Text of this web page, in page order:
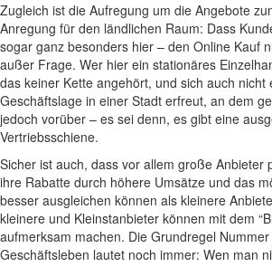
Zugleich ist die Aufregung um die Angebote
Anregung für den ländlichen Raum: Dass
sogar ganz besonders hier – den Online Kauf
außer Frage. Wer hier ein stationäres
das keiner Kette angehört, und sich auch nicht
Geschäftslage in einer Stadt erfreut, an dem
jedoch vorüber – es sei denn, es gibt eine
Vertriebsschiene.
Sicher ist auch, dass vor allem große Anbieter
ihre Rabatte durch höhere Umsätze und das
besser ausgleichen können als kleinere
kleinere und Kleinstanbieter können mit dem
aufmerksam machen. Die Grundregel Nummer
Geschäftsleben lautet noch immer: Wen man